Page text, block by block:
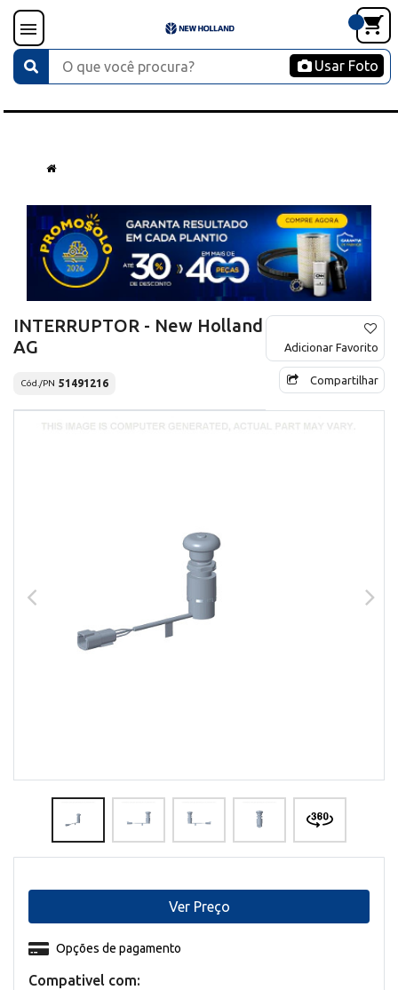
Usar Foto
INTERRUPTOR - New Holland
AG
Cód./PN 51491216
Adicionar Favorito
Compartilhar
Compativel com:
Opções de pagamento
Ver Preço